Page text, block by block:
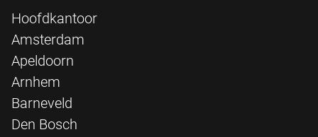
Hoofdkantoor
Amsterdam
Apeldoorn
Arnhem
Barneveld
Den Bosch